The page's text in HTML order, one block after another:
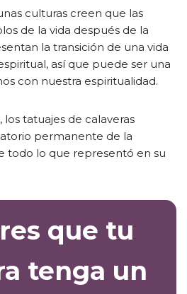
culturas creen que las
de la vida después de la
la transición de una vida
así que puede ser una
con nuestra espiritualidad.
los tatuajes de calaveras
permanente de la
todo lo que representó en su
que tu
tenga un